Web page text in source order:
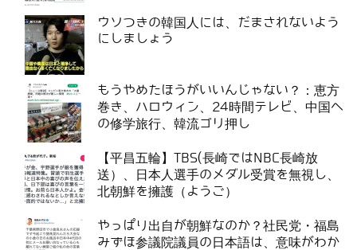
ウソつきの韓国人には、だまされないよう
にしましょう
もうやめたほうがいいんじゃない？：恵方
巻き、ハロウィン、24時間テレビ、中国へ
の修学旅行、韓流ゴリ押し
【平昌五輪】TBS(長崎ではNBC長崎放
送）、日本人選手のメダル受賞を無視し、
北朝鮮を擁護（ようご）
やっぱり出自が朝鮮なのか？社民党・福島
みずほ参議院議員の日本語は、意味がわか